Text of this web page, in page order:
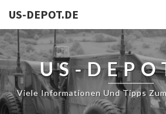
US-DEPOT.DE
US-
Viele Informationen Und Tipps